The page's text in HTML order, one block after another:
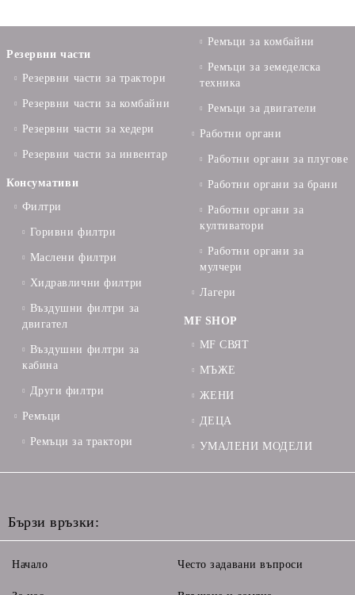
Резервни части
Резервни части за трактори
Резервни части за комбайни
Резервни части за хедери
Резервни части за инвентар
Консумативи
Филтри
Горивни филтри
Маслени филтри
Хидравлични филтри
Въздушни филтри за
двигател
Въздушни филтри за
кабина
Други филтри
Ремъци
Ремъци за трактори
Ремъци за комбайни
Ремъци за земеделска
техника
Ремъци за двигатели
Работни органи
Работни органи за плугове
Работни органи за брани
Работни органи за
култиватори
Работни органи за
мулчери
Лагери
MF SHOP
MF СВЯТ
МЪЖЕ
ЖЕНИ
ДЕЦА
УМАЛЕНИ МОДЕЛИ
Бързи връзки:
Начало Често задавани въпроси